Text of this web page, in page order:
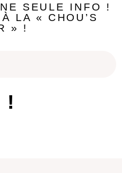
SEULE INFO !
LA « CHOU’S
» !
!